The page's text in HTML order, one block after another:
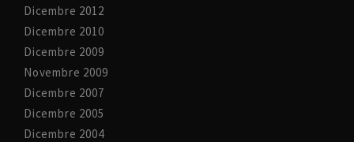
Dicembre 2012
Dicembre 2010
Dicembre 2009
Novembre 2009
Dicembre 2007
Dicembre 2005
Dicembre 2004